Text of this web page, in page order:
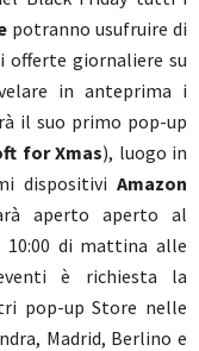
potranno usufruire di
offerte giornaliere su
in anteprima i
il suo primo pop-up
for Xmas), luogo in
dispositivi Amazon
aperto aperto al
10:00 di mattina alle
è richiesta la
pop-up Store nelle
Madrid, Berlino e